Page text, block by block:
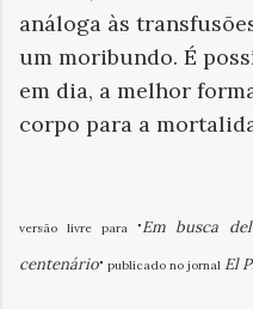
análoga às
um moribundo. É
em dia, a melhor
corpo para a
versão livre para "Em busca
centenário" publicado no jornal El